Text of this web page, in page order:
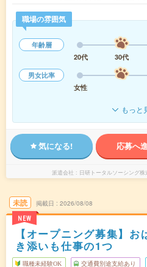
職場の雰囲気
年齢層
20代
30代
男女比率
女性
もっと
気になる! 応募へ
派遣会社 日研トータルソーシング
未読
NEW
掲載日 2026/08/08
【オープニング募集】
き添いも仕事の1つ
職種未経験OK 交通費別途支給あり